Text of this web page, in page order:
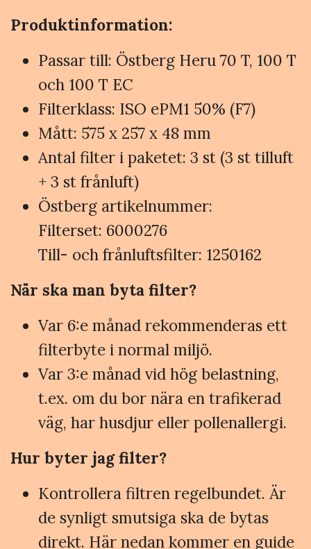
Produktinformation:
Passar till: Östberg Heru 70 T, 100 T
och 100 T EC
Filterklass: ISO ePM1 50% (F7)
Mått: 575 x 257 x 48 mm
Antal filter i paketet: 3 st (3 st tilluft
+ 3 st frånluft)
Östberg artikelnummer:
Filterset: 6000276
Till- och frånluftsfilter: 1250162
När ska man byta filter?
Var 6:e månad rekommenderas ett
filterbyte i normal miljö.
Var 3:e månad vid hög belastning,
t.ex. om du bor nära en trafikerad
väg, har husdjur eller pollenallergi.
Hur byter jag filter?
Kontrollera filtren regelbundet. Är
de synligt smutsiga ska de bytas
direkt. Här nedan kommer en guide